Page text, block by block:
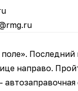
Последний
направо.